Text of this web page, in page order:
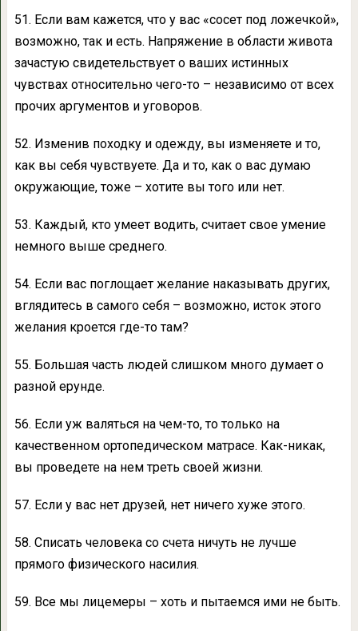
51. Если вам кажется, что у вас «сосет под ложечкой»,
возможно, так и есть. Напряжение в области живота
зачастую свидетельствует о ваших истинных
чувствах относительно чего-то – независимо от всех
прочих аргументов и уговоров.
52. Изменив походку и одежду, вы изменяете и то,
как вы себя чувствуете. Да и то, как о вас думаю
окружающие, тоже – хотите вы того или нет.
53. Каждый, кто умеет водить, считает свое умение
немного выше среднего.
54. Если вас поглощает желание наказывать других,
вглядитесь в самого себя – возможно, исток этого
желания кроется где-то там?
55. Большая часть людей слишком много думает о
разной ерунде.
56. Если уж валяться на чем-то, то только на
качественном ортопедическом матрасе. Как-никак,
вы проведете на нем треть своей жизни.
57. Если у вас нет друзей, нет ничего хуже этого.
58. Списать человека со счета ничуть не лучше
прямого физического насилия.
59. Все мы лицемеры – хоть и пытаемся ими не быть.